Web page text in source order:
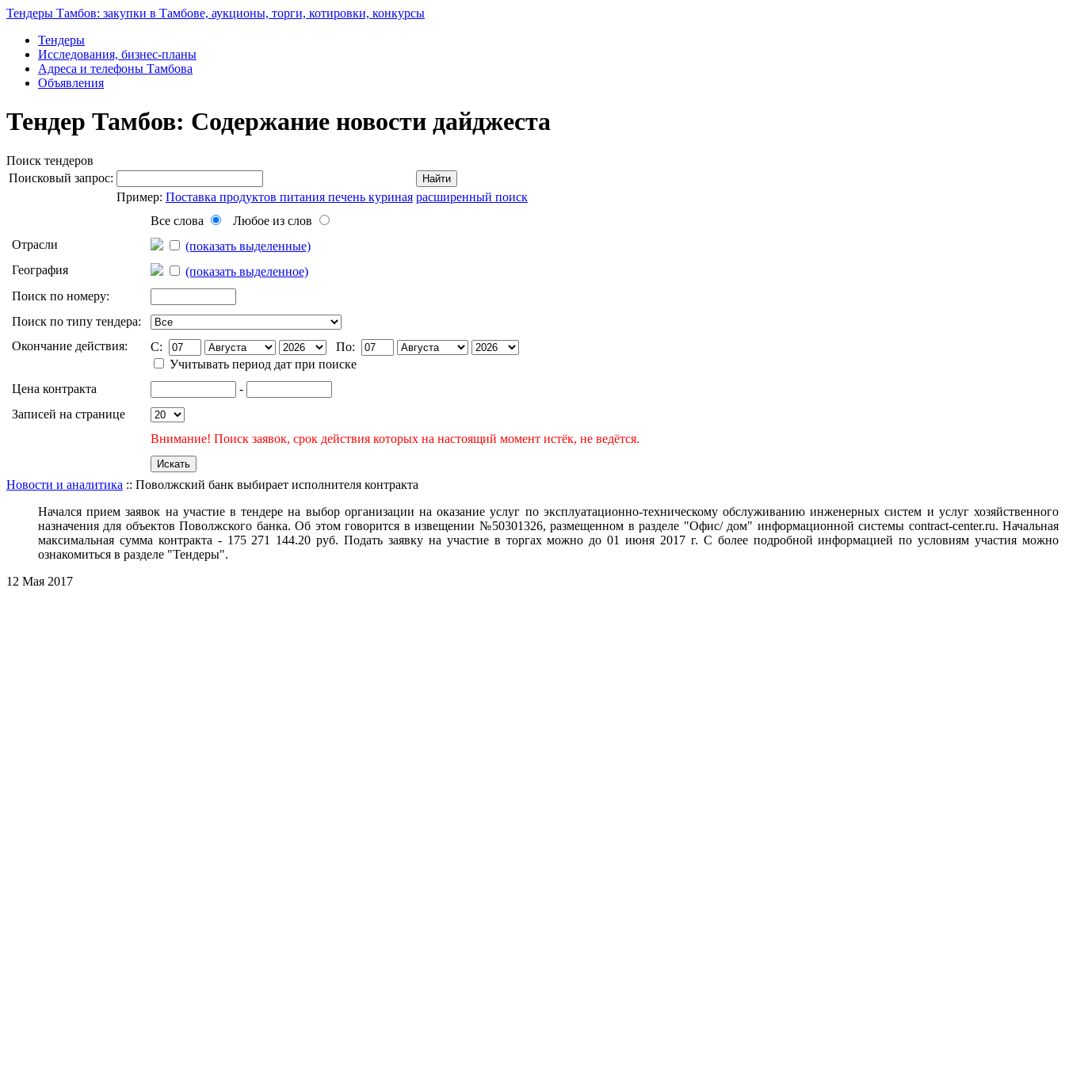
Тендеры Тамбов: закупки в Тамбове, аукционы, торги, котировки, конкурсы
Тендеры
Исследования, бизнес-планы
Адреса и телефоны Тамбова
Объявления
Тендер Тамбов: Содержание новости дайджеста
Поиск тендеров
Поисковый запрос:
Найти
Пример: Поставка продуктов питания печень куриная расширенный поиск
Все слова
Любое из слов
Отрасли
(показать выделенные)
География
(показать выделенное)
Поиск по номеру:
Поиск по типу тендера:
Окончание действия:
C:
По:
Учитывать период дат при поиске
Цена контракта
-
Записей на странице
Внимание! Поиск заявок, срок действия которых на настоящий момент истёк, не ведётся.
Новости и аналитика :: Поволжский банк выбирает исполнителя контракта
Начался прием заявок на участие в тендере на выбор организации на оказание услуг по эксплуатационно-техническому обслуживанию инженерных систем и услуг хозяйственного
назначения для объектов Поволжского банка. Об этомговорится в извещении №50301326, размещенном в разделе "Офис/ дом" информационной системы contract-center.ru. Начальная
максимальная сумма контракта - 175 271 144.20 руб.Подать заявку на участие в торгах можно до 01 июня 2017 г. С более подробной информацией по условиям участия можно
ознакомиться в разделе "Тендеры".
12 Мая 2017